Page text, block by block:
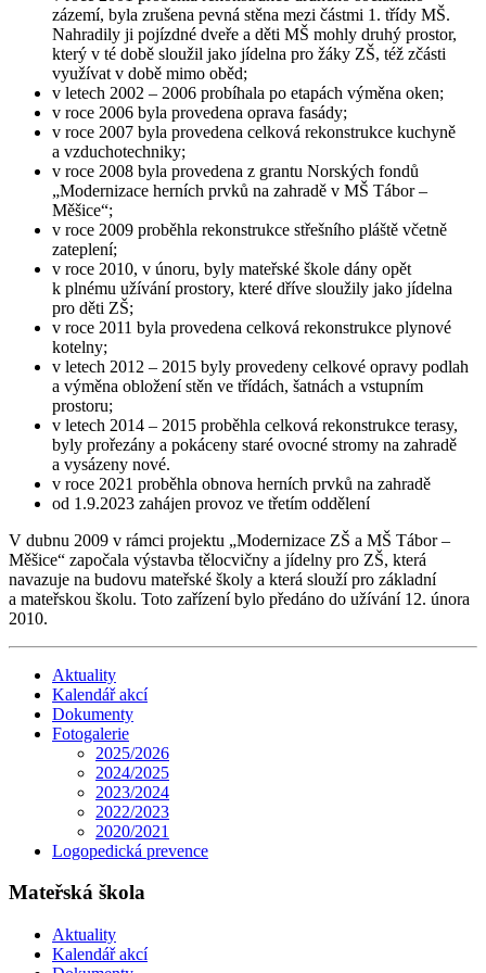
zázemí, byla zrušena pevná stěna mezi částmi 1. třídy MŠ.
Nahradily ji pojízdné dveře a děti MŠ mohly druhý prostor,
který v té době sloužil jako jídelna pro žáky ZŠ, též zčásti
využívat v době mimo oběd;
v letech 2002 – 2006 probíhala po etapách výměna oken;
v roce 2006 byla provedena oprava fasády;
v roce 2007 byla provedena celková rekonstrukce kuchyně
a vzduchotechniky;
v roce 2008 byla provedena z grantu Norských fondů
„Modernizace herních prvků na zahradě v MŠ Tábor –
Měšice“;
v roce 2009 proběhla rekonstrukce střešního pláště včetně
zateplení;
v roce 2010, v únoru, byly mateřské škole dány opět
k plnému užívání prostory, které dříve sloužily jako jídelna
pro děti ZŠ;
v roce 2011 byla provedena celková rekonstrukce plynové
kotelny;
v letech 2012 – 2015 byly provedeny celkové opravy podlah
a výměna obložení stěn ve třídách, šatnách a vstupním
prostoru;
v letech 2014 – 2015 proběhla celková rekonstrukce terasy,
byly prořezány a pokáceny staré ovocné stromy na zahradě
a vysázeny nové.
v roce 2021 proběhla obnova herních prvků na zahradě
od 1.9.2023 zahájen provoz ve třetím oddělení
V dubnu 2009 v rámci projektu „Modernizace ZŠ a MŠ Tábor –
Měšice“ započala výstavba tělocvičny a jídelny pro ZŠ, která
navazuje na budovu mateřské školy a která slouží pro základní
a mateřskou školu. Toto zařízení bylo předáno do užívání 12. února
2010.
Aktuality
Kalendář akcí
Dokumenty
Fotogalerie
2025/2026
2024/2025
2023/2024
2022/2023
2020/2021
Logopedická prevence
Mateřská škola
Aktuality
Kalendář akcí